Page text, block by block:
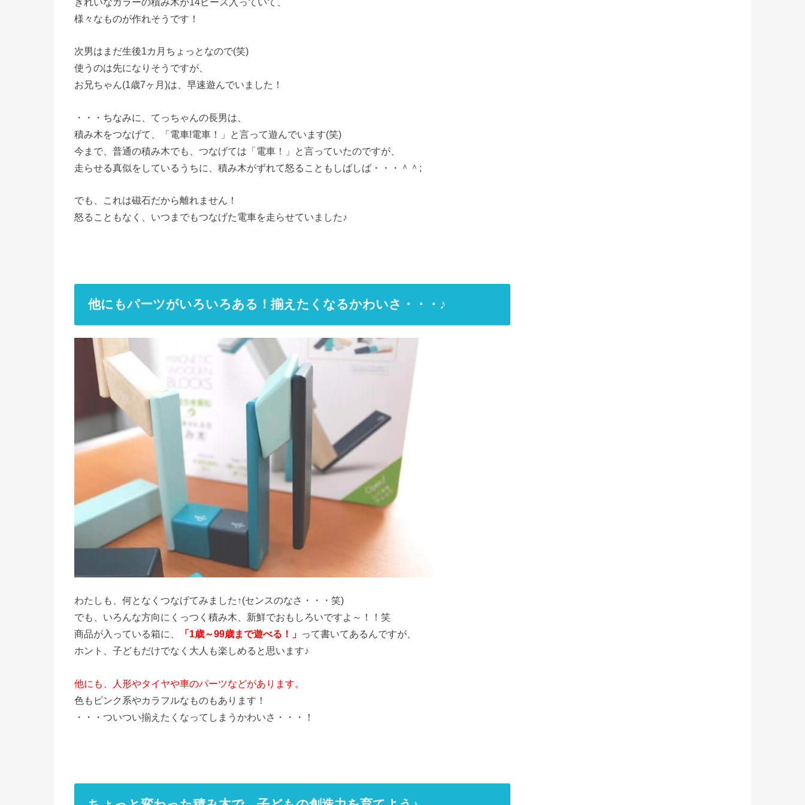
様々なものが作れそうです！
次男はまだ生後1カ月ちょっとなので(笑)
使うのは先になりそうですが、
お兄ちゃん(1歳7ヶ月)は、早速遊んでいました！
・・・ちなみに、てっちゃんの長男は、
積み木をつなげて、「電車!電車！」と言って遊んでいます(笑)
今まで、普通の積み木でも、つなげては「電車！」と言っていたのですが、
走らせる真似をしているうちに、積み木がずれて怒ることもしばしば・・・＾＾;
でも、これは磁石だから離れません！
怒ることもなく、いつまでもつなげた電車を走らせていました♪
他にもパーツがいろいろある！揃えたくなるかわいさ・・・♪
わたしも、何となくつなげてみました↑(センスのなさ・・・笑)
でも、いろんな方向にくっつく積み木、新鮮でおもしろいですよ～！！笑
商品が入っている箱に、
「1歳～99歳まで遊べる！」 って書いてあるんですが、
ホント、子どもだけでなく大人も楽しめると思います♪
他にも、人形やタイヤや車のパーツなどがあります。
色もピンク系やカラフルなものもあります！
・・・ついつい揃えたくなってしまうかわいさ・・・！